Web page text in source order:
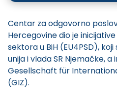
Centar za odgovorno
Hercegovine dio je
sektora u BiH (EU4PSD),
unija i vlada SR Njemačke,
Gesellschaft für
(GIZ).